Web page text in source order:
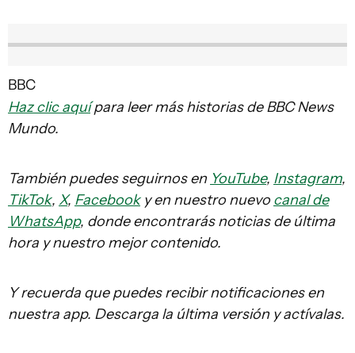
BBC
Haz clic aquípara leer más historias de BBC News
Mundo.
También puedes seguirnos en YouTube, Instagram,
TikTok, X, Facebooky en nuestro nuevo canal de
WhatsApp, donde encontrarás noticias de última
hora y nuestro mejor contenido.
Y recuerda que puedes recibir notificaciones en
nuestra app. Descarga la última versión y actívalas.